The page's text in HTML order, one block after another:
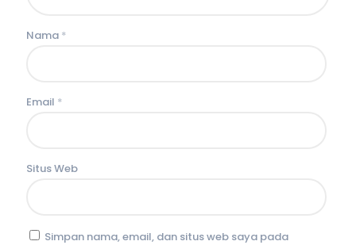
Nama *
Email *
Situs Web
Simpan nama, email, dan situs web saya pada